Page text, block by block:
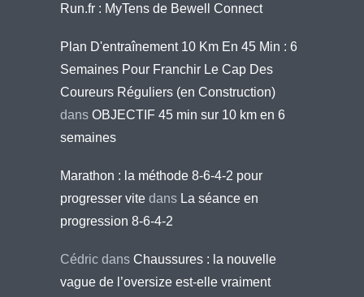
Run.fr : MyTens de Bewell Connect
Plan D'entraînement 10 Km En 45 Min : 6
Semaines Pour Franchir Le Cap Des
Coureurs Réguliers (en Construction)
dans OBJECTIF 45 min sur 10 km en 6
semaines
Marathon : la méthode 8-6-4-2 pour
progresser vite dans La séance en
progression 8-6-4-2
Cédric dans Chaussures : la nouvelle
vague de l’oversize est-elle vraiment